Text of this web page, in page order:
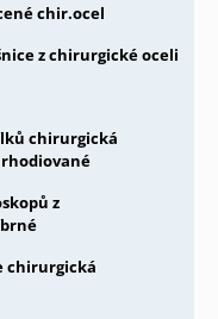
chir.ocel
z chirurgické oceli
chirurgická
z
chirurgická